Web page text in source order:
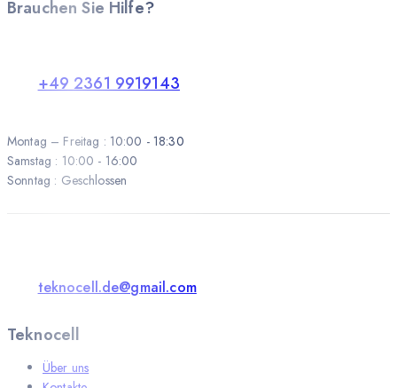
Brauchen Sie Hilfe?
+49 2361 9919143
Montag – Freitag : 10:00 - 18:30
Samstag : 10:00 - 16:00
Sonntag : Geschlossen
teknocell.de@gmail.com
Teknocell
Über uns